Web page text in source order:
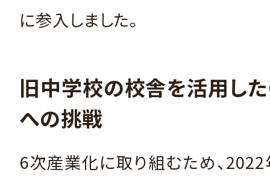
に参入しました。
旧中学校の校舎を活用し
への挑戦
6次産業化に取り組むため、